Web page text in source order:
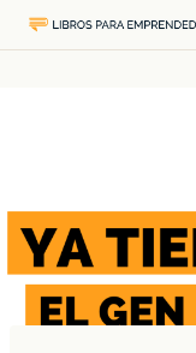
Saltar
al